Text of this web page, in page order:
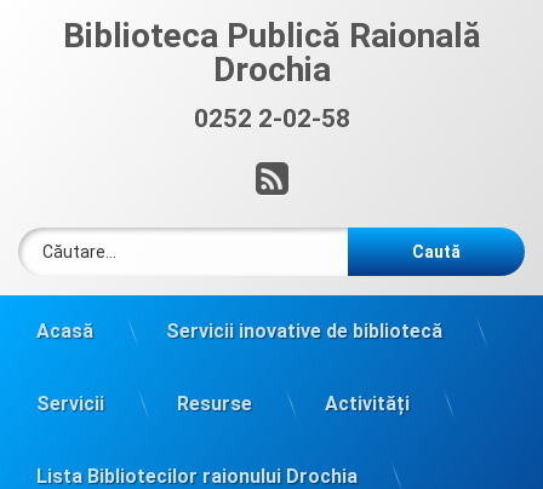
Biblioteca Publică Raională
Drochia
0252 2-02-58
RSS
Caută după:
Acasă Servicii inovative de bibliotecă
Servicii Resurse Activități
Lista Bibliotecilor raionului Drochia